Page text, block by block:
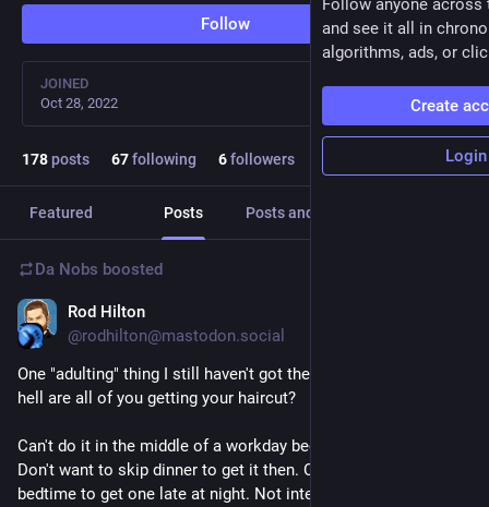
Follow
JOINED
Oct 28, 2022
178posts 67following 6followers
Featured Posts Posts and replies
Da Nobs boosted
Rod Hilton
@rodhilton@mastodon.social
One "adulting" thing I still haven't got the hang of: when the
hell are all of you getting your haircut?
Can't do it in the middle of a workday because I'm working.
Don't want to skip dinner to get it then. Can't miss kid's
bedtime to get one late at night. Not interested in waking up
Follow anyone across
and see it all in
algorithms, ads, or
Create
Login